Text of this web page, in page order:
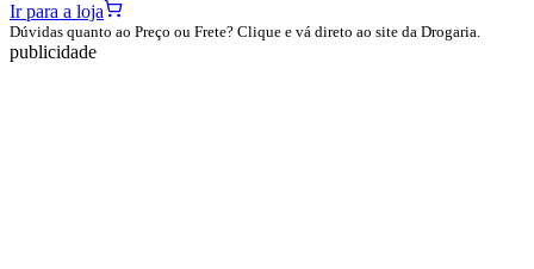
Ir para a loja
Dúvidas quanto ao Preço ou Frete? Clique e vá direto ao site da Drogaria.
publicidade